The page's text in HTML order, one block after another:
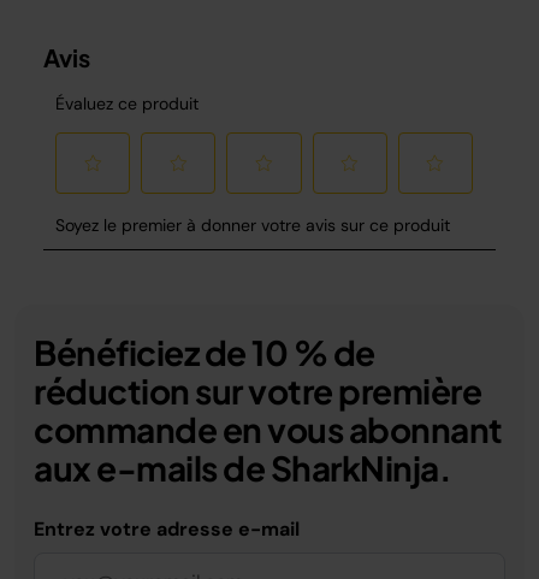
Bénéficiez de 10 % de
réduction sur votre première
commande en vous abonnant
aux e-mails de SharkNinja.
Entrez votre adresse e-mail